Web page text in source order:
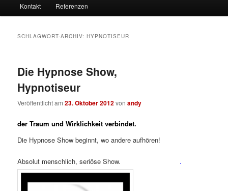
Kontakt Referenzen
SCHLAGWORT-ARCHIV:HYPNOTISEUR
Die Hypnose Show,
Hypnotiseur
Veröffentlicht am23. Oktober 2012vonandy
der Traum und Wirklichkeit verbindet.
Die Hypnose Show beginnt, wo andere aufhören!
Absolut menschlich, seriöse Show. .